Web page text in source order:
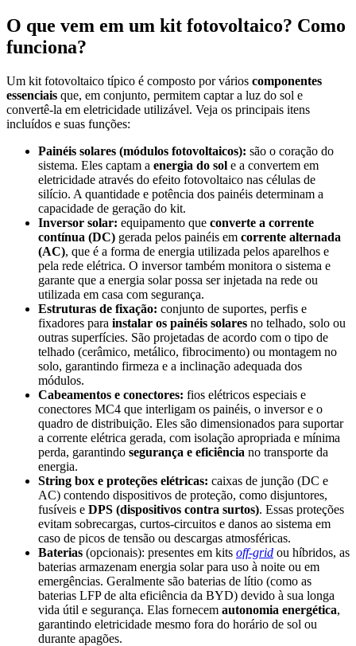
O que vem em um kit fotovoltaico? Como
funciona?
Um kit fotovoltaico típico é composto por vários componentes
essenciais que, em conjunto, permitem captar a luz do sol e
convertê-la em eletricidade utilizável. Veja os principais itens
incluídos e suas funções:
Painéis solares (módulos fotovoltaicos): são o coração do
sistema. Eles captam a energia do sol e a convertem em
eletricidade através do efeito fotovoltaico nas células de
silício. A quantidade e potência dos painéis determinam a
capacidade de geração do kit.
Inversor solar: equipamento que converte a corrente
contínua (DC) gerada pelos painéis em corrente alternada
(AC), que é a forma de energia utilizada pelos aparelhos e
pela rede elétrica. O inversor também monitora o sistema e
garante que a energia solar possa ser injetada na rede ou
utilizada em casa com segurança.
Estruturas de fixação: conjunto de suportes, perfis e
fixadores para instalar os painéis solares no telhado, solo ou
outras superfícies. São projetadas de acordo com o tipo de
telhado (cerâmico, metálico, fibrocimento) ou montagem no
solo, garantindo firmeza e a inclinação adequada dos
módulos.
Cabeamentos e conectores: fios elétricos especiais e
conectores MC4 que interligam os painéis, o inversor e o
quadro de distribuição. Eles são dimensionados para suportar
a corrente elétrica gerada, com isolação apropriada e mínima
perda, garantindo segurança e eficiência no transporte da
energia.
String box e proteções elétricas: caixas de junção (DC e
AC) contendo dispositivos de proteção, como disjuntores,
fusíveis e DPS (dispositivos contra surtos). Essas proteções
evitam sobrecargas, curtos-circuitos e danos ao sistema em
caso de picos de tensão ou descargas atmosféricas.
Baterias (opcionais): presentes em kits off-grid ou híbridos, as
baterias armazenam energia solar para uso à noite ou em
emergências. Geralmente são baterias de lítio (como as
baterias LFP de alta eficiência da BYD) devido à sua longa
vida útil e segurança. Elas fornecem autonomia energética,
garantindo eletricidade mesmo fora do horário de sol ou
durante apagões.